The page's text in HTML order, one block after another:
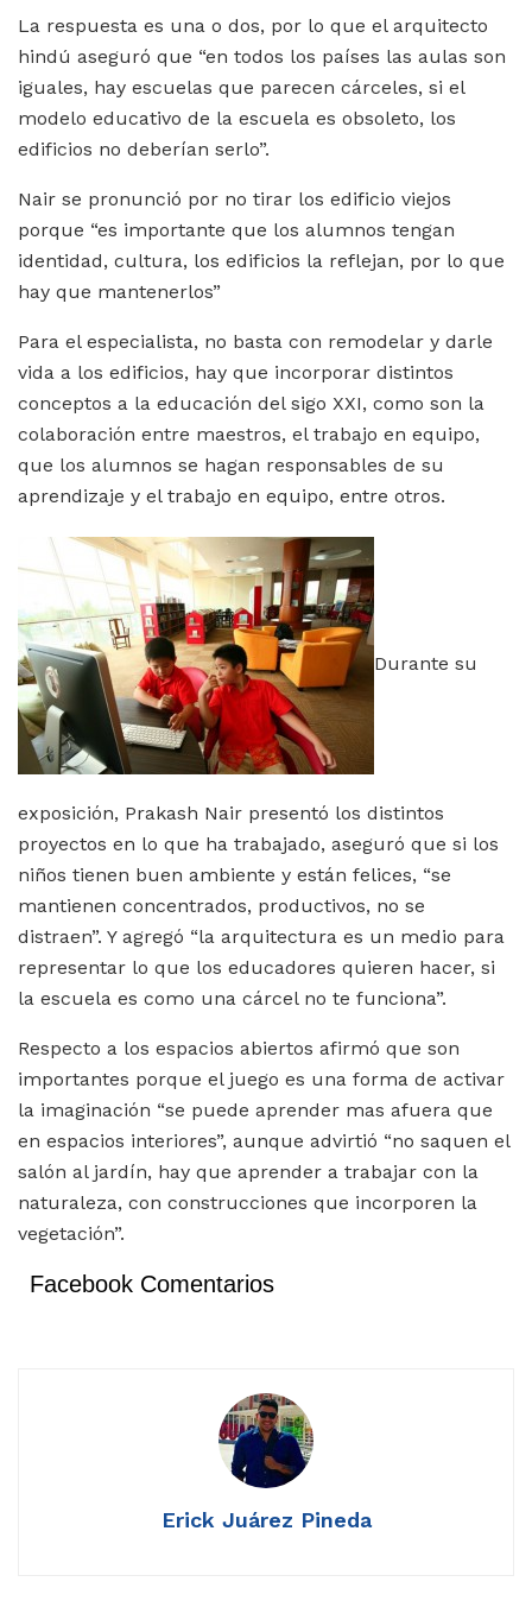
La respuesta es una o dos, por lo que el arquitecto
hindú aseguró que “en todos los países las aulas son
iguales, hay escuelas que parecen cárceles, si el
modelo educativo de la escuela es obsoleto, los
edificios no deberían serlo”.
Nair se pronunció por no tirar los edificio viejos
porque “es importante que los alumnos tengan
identidad, cultura, los edificios la reflejan, por lo que
hay que mantenerlos”
Para el especialista, no basta con remodelar y darle
vida a los edificios, hay que incorporar distintos
conceptos a la educación del sigo XXI, como son la
colaboración entre maestros, el trabajo en equipo,
que los alumnos se hagan responsables de su
aprendizaje y el trabajo en equipo, entre otros.
Durante su
exposición, Prakash Nair presentó los distintos
proyectos en lo que ha trabajado, aseguró que si los
niños tienen buen ambiente y están felices, “se
mantienen concentrados, productivos, no se
distraen”. Y agregó “la arquitectura es un medio para
representar lo que los educadores quieren hacer, si
la escuela es como una cárcel no te funciona”.
Respecto a los espacios abiertos afirmó que son
importantes porque el juego es una forma de activar
la imaginación “se puede aprender mas afuera que
en espacios interiores”, aunque advirtió “no saquen el
salón al jardín, hay que aprender a trabajar con la
naturaleza, con construcciones que incorporen la
vegetación”.
Facebook Comentarios
Erick Juárez Pineda